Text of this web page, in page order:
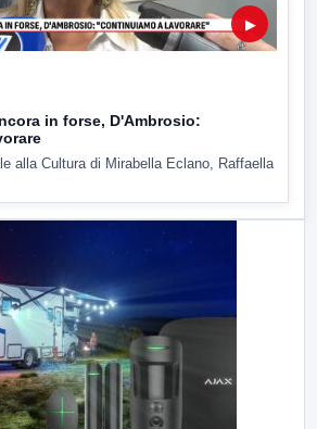
▶
in forse, D'Ambrosio:
alla Cultura di Mirabella Eclano, Raffaella